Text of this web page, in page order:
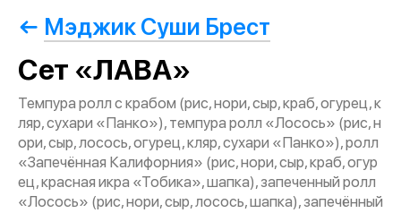
Мэджик Суши Брест
Сет «ЛАВА»
Темпура ролл с крабом (рис, нори, сыр, краб, огурец, к
ляр, сухари «Панко»), темпура ролл «Лосось» (рис, н
ори, сыр, лосось, огурец, кляр, сухари «Панко»), ролл
«Запечённая Калифорния» (рис, нори, сыр, краб, огур
ец, красная икра «Тобика», шапка), запеченный ролл
«Лосось» (рис, нори, сыр, лосось, шапка), запечённый